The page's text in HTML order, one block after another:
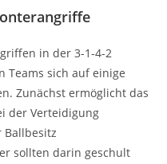
in der 3-1-4-2
Teams sich auf einige
Zunächst ermöglicht das
der Verteidigung
Ballbesitz
sollten darin geschult